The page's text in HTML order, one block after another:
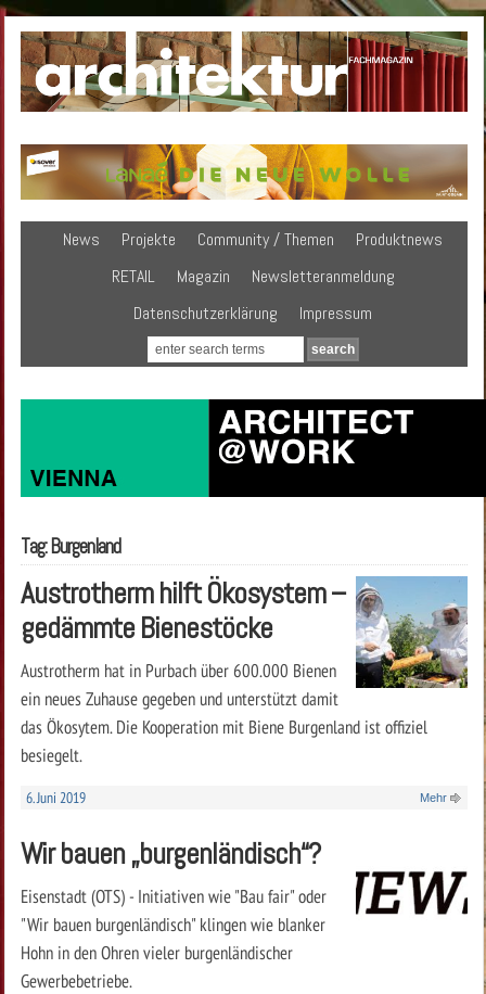
News Projekte Community / Themen
Produktnews
RETAIL
Magazin
Newsletteranmeldung
Datenschutzerklärung
Impressum
Tag: Burgenland
Austrotherm hilft Ökosystem –
gedämmte Bienestöcke
Austrotherm hat in Purbach über 600.000 Bienen
ein neues Zuhause gegeben und unterstützt damit
das Ökosytem. Die Kooperation mit Biene Burgenland ist offiziel
besiegelt.
6. Juni 2019 Mehr
Wir bauen „burgenländisch“?
Eisenstadt (OTS) - Initiativen wie "Bau fair" oder
"Wir bauen burgenländisch" klingen wie blanker
Hohn in den Ohren vieler burgenländischer
Gewerbebetriebe.